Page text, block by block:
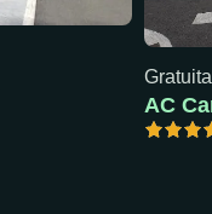
Gratuita